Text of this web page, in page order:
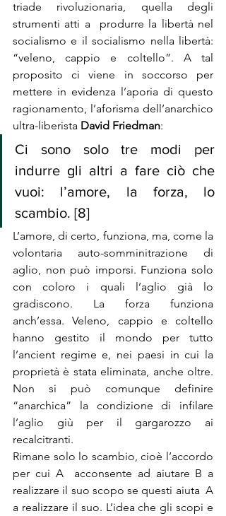
triade rivoluzionaria, quella degli
strumenti atti a  produrre la libertà nel
socialismo e il socialismo nella libertà:
“veleno, cappio e coltello”. A tal
proposito ci viene in soccorso per
mettere in evidenza l’aporia di questo
ragionamento, l’aforisma dell’anarchico
ultra-liberista David Friedman:
Ci sono solo tre modi per
indurre gli altri a fare ciò che
vuoi: l’amore, la forza, lo
scambio. [8]
L’amore, di certo, funziona, ma, come la
volontaria auto-somminitrazione di
aglio, non può imporsi. Funziona solo
con coloro i quali l’aglio già lo
gradiscono. La forza funziona
anch’essa. Veleno, cappio e coltello
hanno gestito il mondo per tutto
l’ancient regime e, nei paesi in cui la
proprietà è stata eliminata, anche oltre.
Non si può comunque definire
“anarchica” la condizione di infilare
l’aglio giù per il gargarozzo ai
recalcitranti.
Rimane solo lo scambio, cioè l’accordo
per cui A  acconsente ad aiutare B a
realizzare il suo scopo se questi aiuta  A
a realizzare il suo. L’idea che gli scopi e